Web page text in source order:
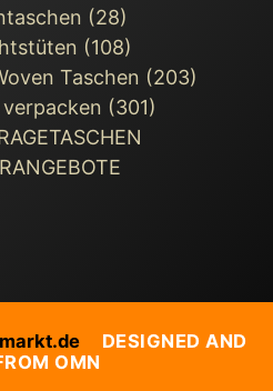
(28)
(108)
Taschen (203)
(301)
DESIGNED AND
OMN